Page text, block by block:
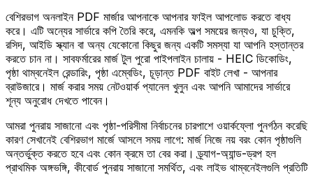
বেশিরভাগ অনলাইন PDF মার্জার আপনাকে আপনার ফাইল আপলোড করতে বাধ্য
করে। এটি অন্যের সার্ভারে কপি তৈরি করে, এমনকি অল্প সময়ের জন্যও, যা চুক্তি,
রসিদ, আইডি স্ক্যান বা অন্য যেকোনো কিছুর জন্য একটি সমস্যা যা আপনি হস্তান্তর
করতে চান না। সাবফর্মারের মার্জ টুল পুরো পাইপলাইন চালায় - HEIC ডিকোডিং,
পৃষ্ঠা থাম্বনেইল রেন্ডারিং, পৃষ্ঠা এম্বেডিং, চূড়ান্ত PDF বাইট লেখা - আপনার
ব্রাউজারে। মার্জ করার সময় নেটওয়ার্ক প্যানেল খুলুন এবং আপনি আমাদের সার্ভারে
শূন্য অনুরোধ দেখতে পাবেন।
আমরা পুনরায় সাজানো এবং পৃষ্ঠা-পরিসীমা নির্বাচনের চারপাশে ওয়ার্কফ্লো পুনর্গঠন করেছি
কারণ সেখানেই বেশিরভাগ মার্জে আসলে সময় লাগে: মার্জ নিজে নয় বরং কোন পৃষ্ঠাগুলি
অন্তর্ভুক্ত করতে হবে এবং কোন ক্রমে তা বের করা। ড্র্যাগ-অ্যান্ড-ড্রপ হল
প্রাথমিক অঙ্গভঙ্গি, কীবোর্ড পুনরায় সাজানো সমর্থিত, এবং লাইভ থাম্বনেইলগুলি প্রতিটি